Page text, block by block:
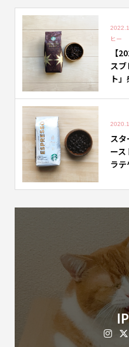
ヒー
【
ス
ト
ス
ー
ラ